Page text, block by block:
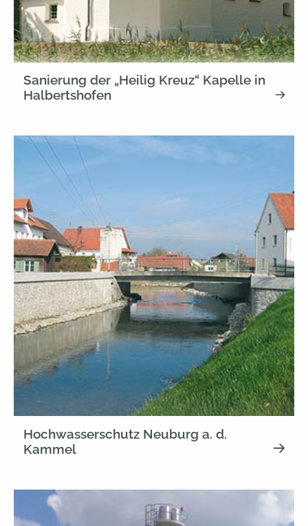
Sanierung der „Heilig Kreuz“ Kapelle in
Halbertshofen
Hochwasserschutz Neuburg a. d.
Kammel